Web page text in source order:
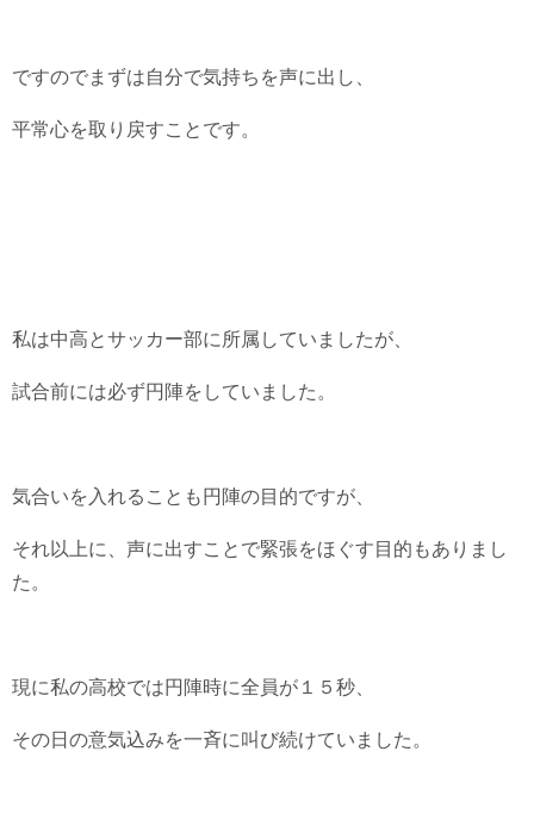
ですのでまずは自分で気持ちを声に出し、
平常心を取り戻すことです。
私は中高とサッカー部に所属していましたが、
試合前には必ず円陣をしていました。
気合いを入れることも円陣の目的ですが、
それ以上に、声に出すことで緊張をほぐす目的もありまし
た。
現に私の高校では円陣時に全員が１５秒、
その日の意気込みを一斉に叫び続けていました。